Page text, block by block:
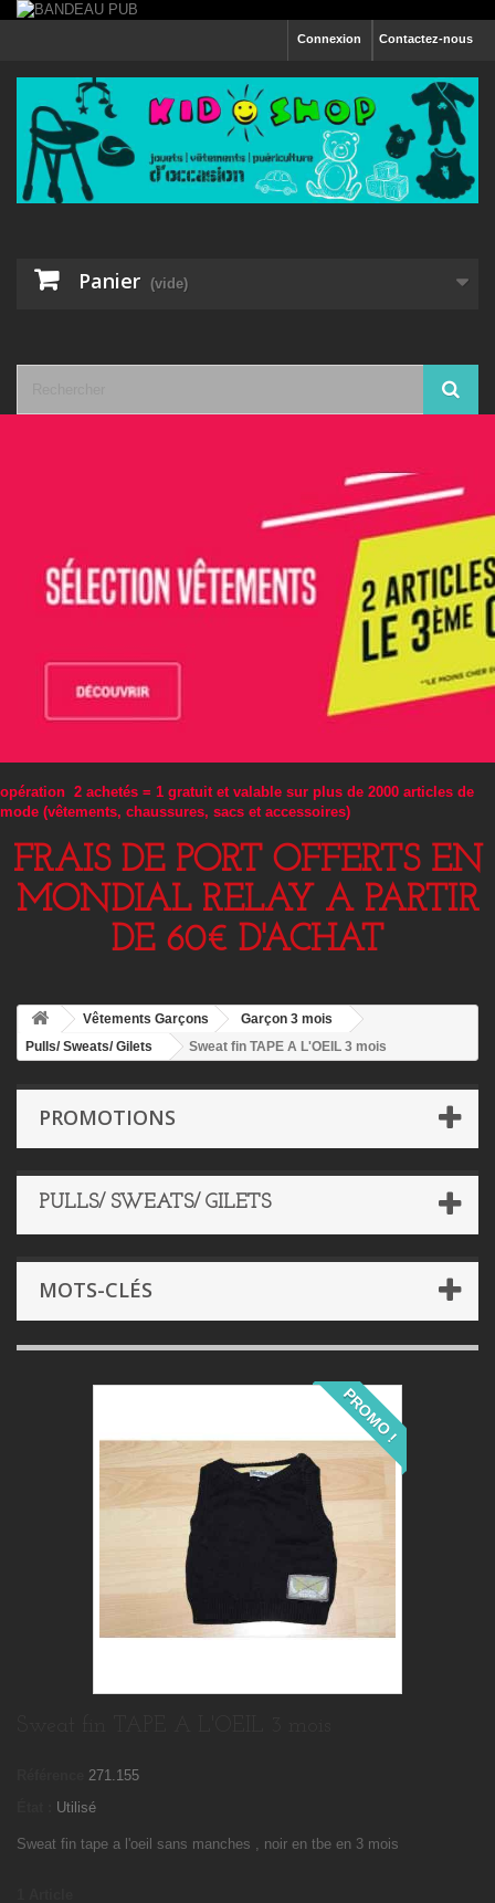
Contactez-nous
Connexion
Panier (vide)
opération 2 achetés = 1 gratuit et valable sur plus de 2000 articles de
mode (vêtements, chaussures, sacs et accessoires)
FRAIS DE PORT OFFERTS EN
MONDIAL RELAY A PARTIR
DE 60€ D'ACHAT
Vêtements Garçons
Garçon 3 mois
Pulls/ Sweats/ Gilets
Sweat fin TAPE A L'OEIL 3 mois
PROMOTIONS
PULLS/ SWEATS/ GILETS
MOTS-CLÉS
PROMO !
271.155
Utilisé
Sweat fin tape a l'oeil sans manches , noir en tbe en 3 mois